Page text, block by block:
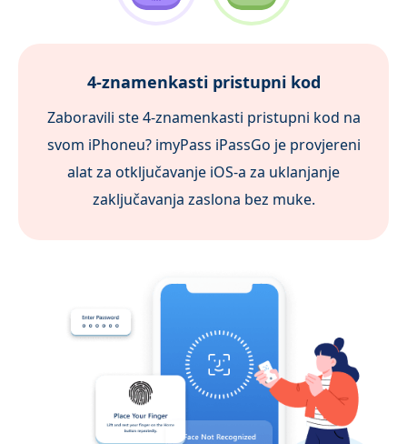
6-znamenkasti pristupni kod
Naš iPhone unlocker nudi najbolje rješenje za
otključavanje 6-znamenkaste šifre bilo da ste
zaboravili šifru ili imate pokvaren zaslon
uređaja.